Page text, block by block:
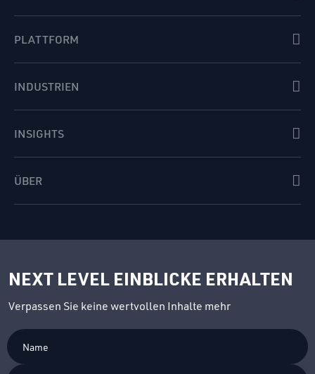
PLATTFORM
INDUSTRIEN
INSIGHTS
ÜBER
NEXT LEVEL EINBLICKE ERHALTEN
Verpassen Sie keine wertvollen Inhalte mehr